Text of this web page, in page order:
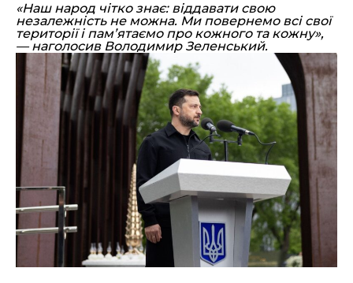
«Наш народ чітко знає: віддавати свою
незалежність не можна. Ми повернемо всі свої
території і пам’ятаємо про кожного та кожну»,
— наголосив Володимир Зеленський.